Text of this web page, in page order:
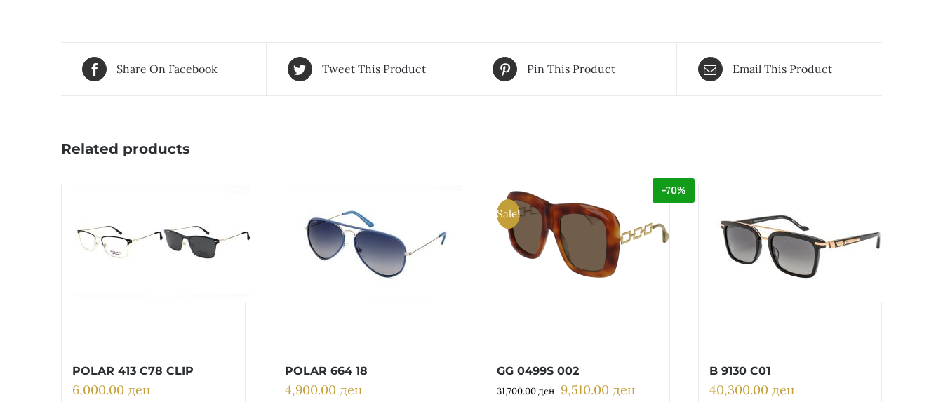
Share On Facebook Tweet This Product Pin This Product Email This Product
Related products
POLAR 413 C78 CLIP
6,000.00 ден
POLAR 664 18
4,900.00 ден
Sale!
-70%
GG 0499S 002
31,700.00ден Original
9,510.00 денCurrent
B 9130 C01
40,300.00 ден